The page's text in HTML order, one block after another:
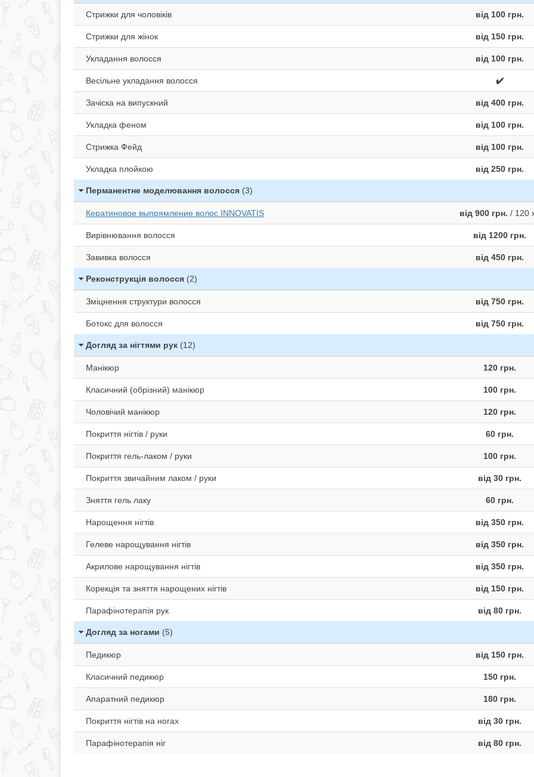
Стрижки для чоловіків від 100 грн.
Стрижки для жінок від 150 грн.
Укладання волосся від 100 грн.
Весільне укладання волосся ✔️
Зачіска на випускний від 400 грн.
Укладка феном від 100 грн.
Стрижка Фейд від 100 грн.
Укладка плойкою від 250 грн.
Перманентне моделювання волосся (3)
Кератиновое выпрямление волос INNOVATIS від 900 грн. / 120
Вирівнювання волосся від 1200 грн.
Завивка волосся від 450 грн.
Реконструкція волосся (2)
Зміцнення структури волосся від 750 грн.
Ботокс для волосся від 750 грн.
Догляд за нігтями рук (12)
Манікюр 120 грн.
Класичний (обрізний) манікюр 100 грн.
Чоловічий манікюр 120 грн.
Покриття нігтів / руки 60 грн.
Покриття гель-лаком / руки 100 грн.
Покриття звичайним лаком / руки від 30 грн.
Зняття гель лаку 60 грн.
Нарощення нігтів від 350 грн.
Гелеве нарощування нігтів від 350 грн.
Акрилове нарощування нігтів від 350 грн.
Корекція та зняття нарощених нігтів від 150 грн.
Парафінотерапія рук від 80 грн.
Догляд за ногами (5)
Педикюр від 150 грн.
Класичний педикюр 150 грн.
Апаратний педикюр 180 грн.
Покриття нігтів на ногах від 30 грн.
Парафінотерапія ніг від 80 грн.